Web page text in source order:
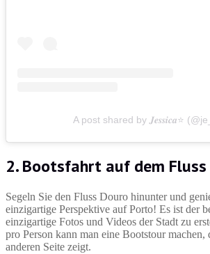
A post shared by 𝑱𝒆𝒔𝒔𝒊𝒄𝒂⭐️
2. Bootsfahrt auf dem Fluss
Segeln Sie den Fluss Douro hinunter und
einzigartige Perspektive auf Porto! Es ist der
einzigartige Fotos und Videos der Stadt zu
pro Person kann man eine Bootstour machen,
anderen Seite zeigt.